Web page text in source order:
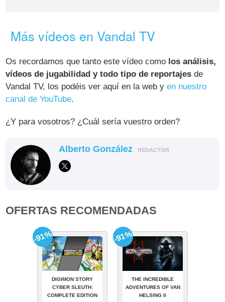
Más vídeos en Vandal TV
Os recordamos que tanto este vídeo como los análisis,
vídeos de jugabilidad y todo tipo de reportajes de
Vandal TV, los podéis ver aquí en la web yen nuestro
canal de YouTube.
¿Y para vosotros? ¿Cuál sería vuestro orden?
Alberto González REDACTOR
OFERTAS RECOMENDADAS
DIGIMON STORY
CYBER SLEUTH:
COMPLETE EDITION
-91%
THE INCREDIBLE
ADVENTURES OF VAN
HELSING II
-91%